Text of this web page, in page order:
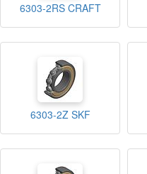
6303-2RS CRAFT
6303-2Z SKF